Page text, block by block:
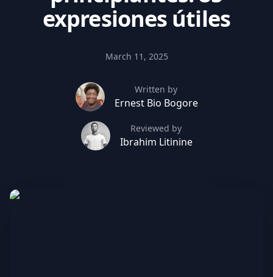
expresiones útiles
March 11, 2025
Written by
Ernest Bio Bogore
Reviewed by
Ibrahim Litinine